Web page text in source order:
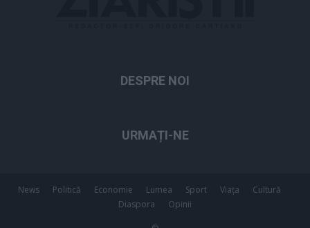
DESPRE NOI
URMAȚI-NE
News Politică Economie Lumea Sport Viața
Cultură
Diaspora
Opinii